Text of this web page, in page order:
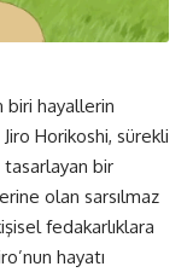
biri hayallerin
Horikoshi, sürekli
bir
olan sarsılmaz
fedakarlıklara
hayatı